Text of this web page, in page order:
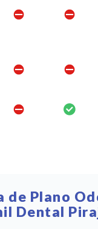
de Plano
Dental